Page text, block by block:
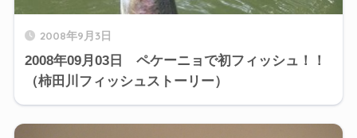
2008年9月3日
2008年09月03日 ペケーニョで初フィッシュ！！
（柿田川フィッシュストーリー）